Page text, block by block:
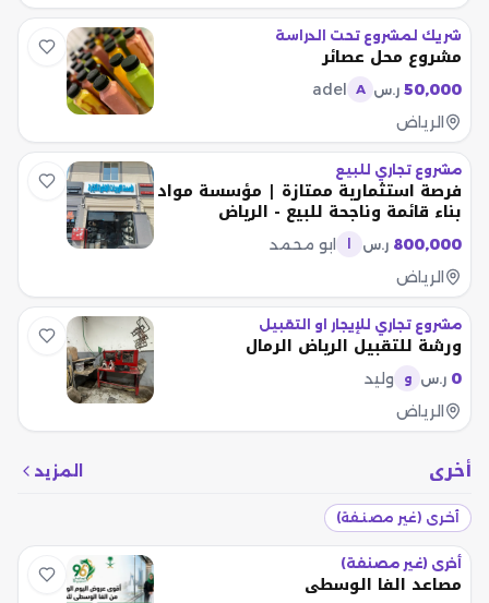
شريك لمشروع تحت الدراسة
مشروع محل عصائر
50,000 ر.س A
adel
الرياض
مشروع تجاري للبيع
فرصة استثمارية ممتازة | مؤسسة مواد
بناء قائمة وناجحة للبيع - الرياض
800,000 ر.س
ابو محمد
الرياض
مشروع تجاري للإيجار او التقبيل
ورشة للتقبيل الرياض الرمال
0 ر.س و
وليد
الرياض
أخرى المزيد
أخرى (غير مصنفة)
أخرى (غير مصنفة)
مصاعد الفا الوسطي